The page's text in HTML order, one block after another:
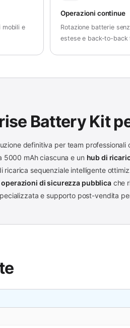
mobili e
Operazioni continue
Rotazione batterie
estese e back-to-back
Battery Kit
definitiva per team professionali
5000 mAh ciascuna e un hub di
ricarica sequenziale intelligente
operazioni di sicurezza pubblicache
e supporto post-vendita